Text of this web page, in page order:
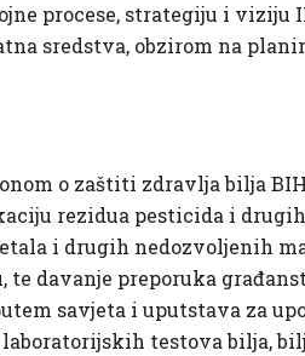
procese, strategiju i viziju
sredstva, obzirom na
o zaštiti zdravlja bilja
rezidua pesticida i
i drugih nedozvoljenih
davanje preporuka
savjeta i uputstava za
testova bilja,